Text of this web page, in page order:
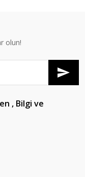
olun!
, Bilgi ve